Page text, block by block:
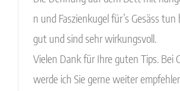
n und Faszienkugel für’s Gesäss tun
gut und sind sehr wirkungsvoll.
Vielen Dank für Ihre guten Tips. Bei
werde ich Sie gerne weiter